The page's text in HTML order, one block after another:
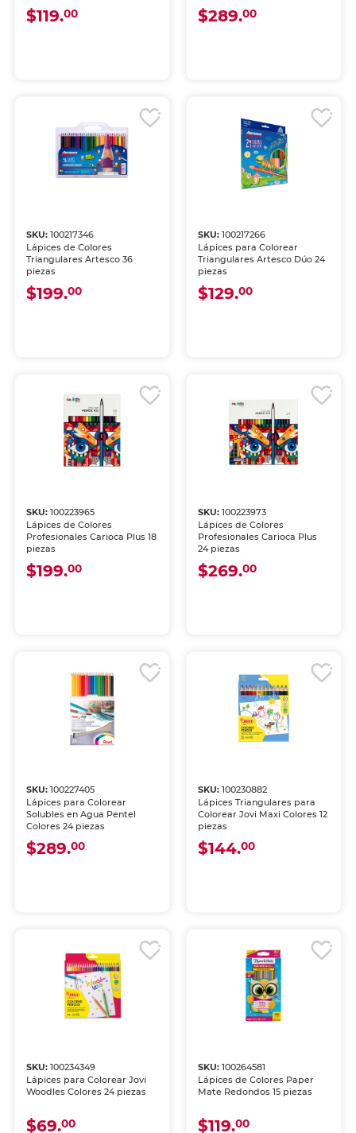
$119.00 $289.00
SKU:100217346
Lápices de Colores
Triangulares Artesco 36
piezas
$199.00
SKU: 100217266
Lápices para Colorear
Triangulares Artesco Dúo 24
piezas
$129.00
SKU:100223965
Lápices de Colores
Profesionales Carioca Plus 18
piezas
$199.00
SKU: 100223973
Lápices de Colores
Profesionales Carioca Plus
24 piezas
$269.00
SKU:100227405
Lápices para Colorear
Solubles en Agua Pentel
Colores 24 piezas
$289.00
SKU: 100230882
Lápices Triangulares para
Colorear Jovi Maxi Colores 12
piezas
$144.00
SKU:100234349
Lápices para Colorear Jovi
Woodles Colores 24 piezas
$69.00
SKU: 100264581
Lápices de Colores Paper
Mate Redondos 15 piezas
$119.00